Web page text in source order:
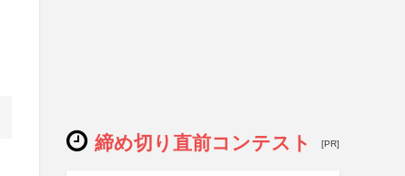
締め切り直前コンテスト [PR]